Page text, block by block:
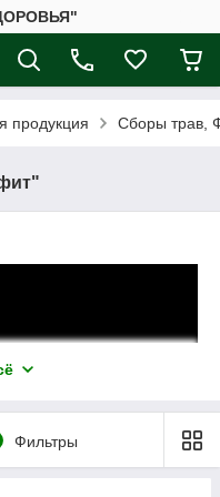
продукция Сборы трав,
Фильтры